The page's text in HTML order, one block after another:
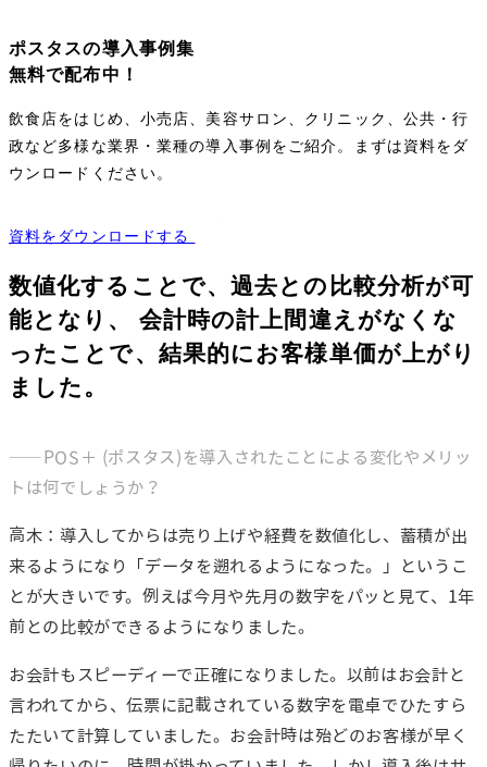
ポスタスの導入事例集
無料で配布中！
飲食店をはじめ、小売店、美容サロン、クリニック、公共・行
政など多様な業界・業種の導入事例をご紹介。まずは資料をダ
ウンロードください。
資料をダウンロードする
数値化することで、過去との比較分析が可
能となり、 会計時の計上間違えがなくな
ったことで、結果的にお客様単価が上がり
ました。
――POS＋ (ポスタス)を導入されたことによる変化やメリッ
トは何でしょうか？
高木：導入してからは売り上げや経費を数値化し、蓄積が出
来るようになり「データを遡れるようになった。」というこ
とが大きいです。例えば今月や先月の数字をパッと見て、1年
前との比較ができるようになりました。
お会計もスピーディーで正確になりました。以前はお会計と
言われてから、伝票に記載されている数字を電卓でひたすら
たたいて計算していました。お会計時は殆どのお客様が早く